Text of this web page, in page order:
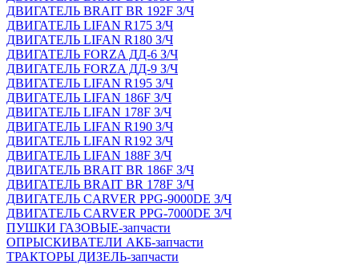
ДВИГАТЕЛЬ BRAIT BR 192F З/Ч
ДВИГАТЕЛЬ LIFAN R175 З/Ч
ДВИГАТЕЛЬ LIFAN R180 З/Ч
ДВИГАТЕЛЬ FORZA ДД-6 З/Ч
ДВИГАТЕЛЬ FORZA ДД-9 З/Ч
ДВИГАТЕЛЬ LIFAN R195 З/Ч
ДВИГАТЕЛЬ LIFAN 186F З/Ч
ДВИГАТЕЛЬ LIFAN 178F З/Ч
ДВИГАТЕЛЬ LIFAN R190 З/Ч
ДВИГАТЕЛЬ LIFAN R192 З/Ч
ДВИГАТЕЛЬ LIFAN 188F З/Ч
ДВИГАТЕЛЬ BRAIT BR 186F З/Ч
ДВИГАТЕЛЬ BRAIT BR 178F З/Ч
ДВИГАТЕЛЬ CARVER PPG-9000DE З/Ч
ДВИГАТЕЛЬ CARVER PPG-7000DE З/Ч
ПУШКИ ГАЗОВЫЕ-запчасти
ОПРЫСКИВАТЕЛИ АКБ-запчасти
ТРАКТОРЫ ДИЗЕЛЬ-запчасти